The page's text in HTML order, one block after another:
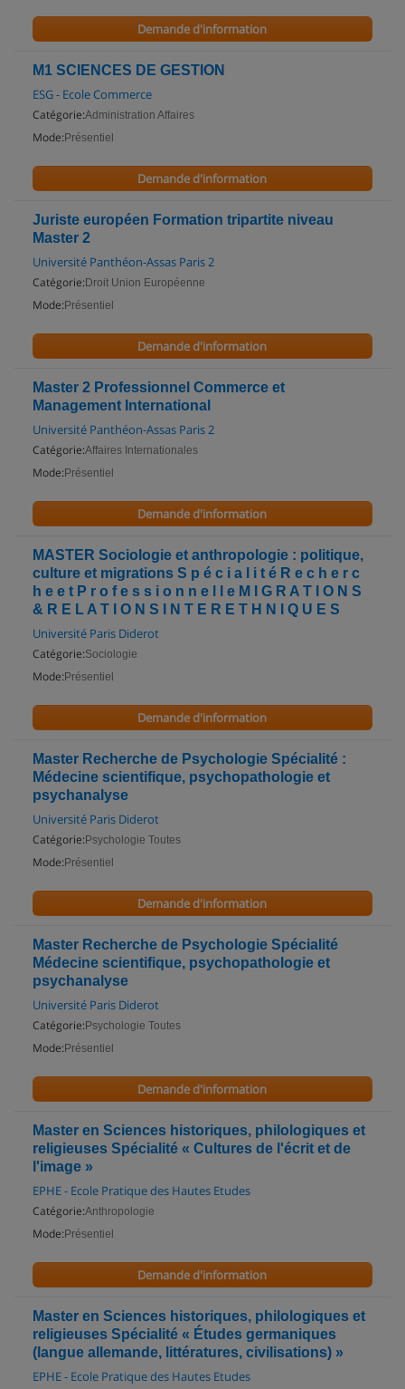
Demande d'information
M1 SCIENCES DE GESTION
ESG - Ecole Commerce
Catégorie:Administration Affaires
Mode: Présentiel
Demande d'information
Juriste européen Formation tripartite niveau
Master 2
Université Panthéon-Assas Paris 2
Catégorie: Droit Union Européenne
Mode: Présentiel
Demande d'information
Master 2 Professionnel Commerce et
Management International
Université Panthéon-Assas Paris 2
Catégorie:Affaires Internationales
Mode: Présentiel
Demande d'information
MASTER Sociologie et anthropologie : politique,
culture et migrations S p é c i a l i t é R e c h e r c
h e e t P r o f e s s i o n n e l l e M I G R A T I O N S
& R E L A T I O N S I N T E R E T H N I Q U E S
Université Paris Diderot
Catégorie:Sociologie
Mode: Présentiel
Demande d'information
Master Recherche de Psychologie Spécialité :
Médecine scientifique, psychopathologie et
psychanalyse
Université Paris Diderot
Catégorie: Psychologie Toutes
Mode: Présentiel
Demande d'information
Master Recherche de Psychologie Spécialité
Médecine scientifique, psychopathologie et
psychanalyse
Université Paris Diderot
Catégorie: Psychologie Toutes
Mode: Présentiel
Demande d'information
Master en Sciences historiques, philologiques et
religieuses Spécialité « Cultures de l'écrit et de
l'image »
EPHE - Ecole Pratique des Hautes Etudes
Catégorie:Anthropologie
Mode: Présentiel
Demande d'information
Master en Sciences historiques, philologiques et
religieuses Spécialité « Études germaniques
(langue allemande, littératures, civilisations) »
EPHE - Ecole Pratique des Hautes Etudes